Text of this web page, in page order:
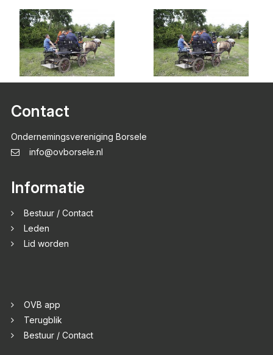
Contact
Ondernemingsvereniging Borsele
info@ovborsele.nl
Informatie
Bestuur / Contact
Leden
Lid worden
OVB app
Terugblik
Bestuur / Contact